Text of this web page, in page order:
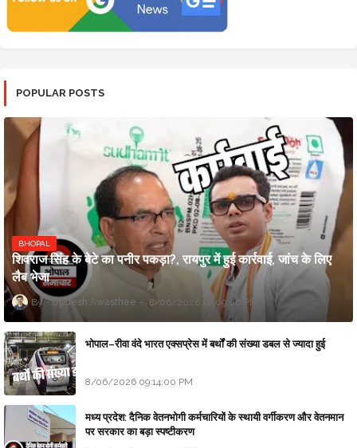
POPULAR POSTS
BHOPAL
शिवराज सिंह के बेटे का पनीर पकड़ा?, रायपुर में हुई कार्रवाई, जांच के लिए
लैब भेजा
Updesh Awasthee 8/06/2026 10:09:00 PM
भोपाल–रीवा वंदे भारत एक्सप्रेस में बर्थों की संख्या डबल से ज्यादा हुई
8/06/2026 09:14:00 PM
मध्य प्रदेश: दैनिक वेतनभोगी कर्मचारियों के स्थायी वर्गीकरण और वेतनमान
पर सरकार का बड़ा स्पष्टीकरण